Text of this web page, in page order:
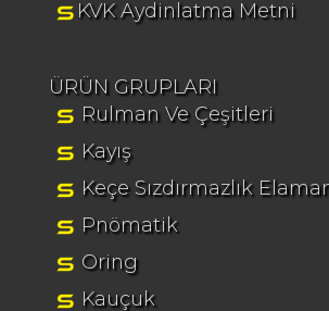
KVK Aydinlatma Metni
ÜRÜN GRUPLARI
Rulman Ve Çeşitleri
Kayış
Keçe Sızdırmazlık
Pnömatik
Oring
Kauçuk